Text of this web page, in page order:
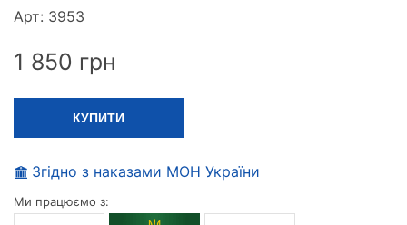
Арт: 3953
1 850 грн
КУПИТИ
Згідно з наказами МОН України
Ми працюємо з: